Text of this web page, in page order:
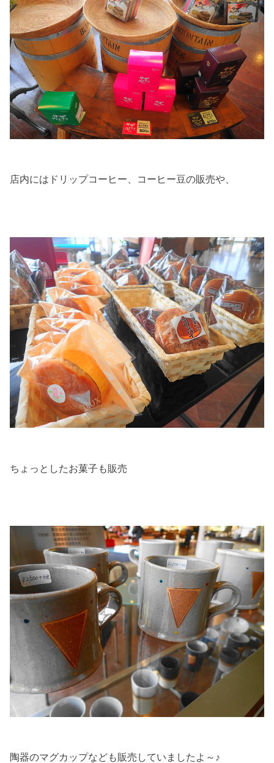
店内にはドリップコーヒー、コーヒー豆の販売や、
ちょっとしたお菓子も販売
陶器のマグカップなども販売していましたよ～♪